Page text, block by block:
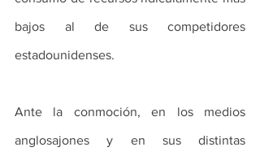
bajos al de sus competidores
estadounidenses.
Ante la conmoción, en los medios
anglosajones y en sus distintas